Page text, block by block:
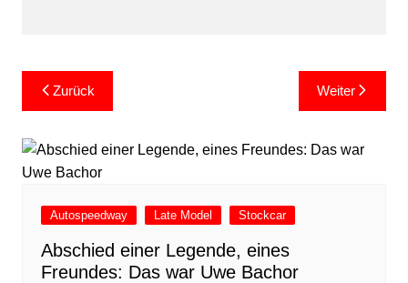
Beitragsnavigation
Zurück Weiter
Autospeedway Late Model Stockcar
Abschied einer Legende, eines
Freundes: Das war Uwe Bachor